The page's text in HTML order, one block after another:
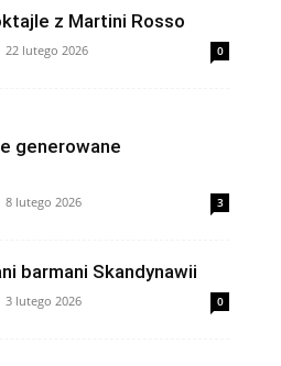
z Martini Rosso
22 lutego 2026 0
generowane
8 lutego 2026 3
barmani Skandynawii
3 lutego 2026 0